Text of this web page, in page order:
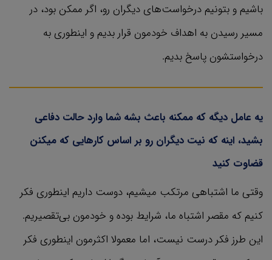
باشیم و بتونیم درخواست‌های دیگران رو، اگر ممکن بود، در
مسیر رسیدن به اهداف خودمون قرار بدیم و اینطوری به
درخواستشون پاسخ بدیم.
یه عامل دیگه که ممکنه باعث بشه شما وارد حالت دفاعی
بشید، اینه که نیت دیگران رو بر اساس کارهایی که میکنن
قضاوت کنید
وقتی ما اشتباهی مرتکب میشیم، دوست داریم اینطوری فکر
کنیم که مقصر اشتباه ما، شرایط بوده و خودمون بی‌تقصیریم.
این طرز فکر درست نیست، اما معمولا اکثرمون اینطوری فکر